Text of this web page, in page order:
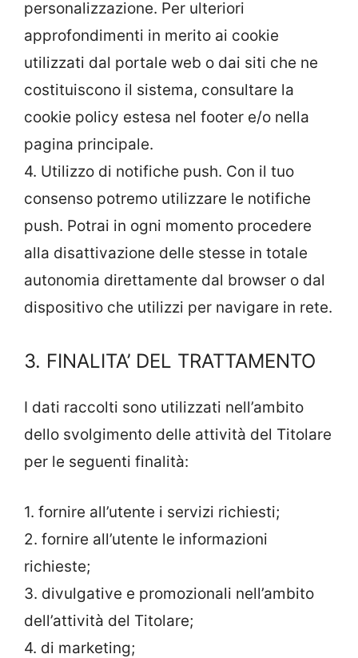
personalizzazione. Per ulteriori
approfondimenti in merito ai cookie
utilizzati dal portale web o dai siti che ne
costituiscono il sistema, consultare la
cookie policy estesa nel footer e/o nella
pagina principale.
4. Utilizzo di notifiche push. Con il tuo
consenso potremo utilizzare le notifiche
push. Potrai in ogni momento procedere
alla disattivazione delle stesse in totale
autonomia direttamente dal browser o dal
dispositivo che utilizzi per navigare in rete.
3. FINALITA’ DEL TRATTAMENTO
I dati raccolti sono utilizzati nell’ambito
dello svolgimento delle attività del Titolare
per le seguenti finalità:
1. fornire all’utente i servizi richiesti;
2. fornire all’utente le informazioni
richieste;
3. divulgative e promozionali nell’ambito
dell’attività del Titolare;
4. di marketing;